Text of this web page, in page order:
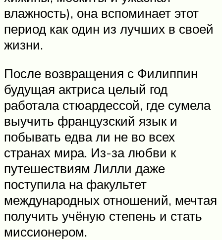
влажность), она вспоминает этот
период как один из лучших в своей
жизни.
После возвращения с Филиппин
будущая актриса целый год
работала стюардессой, где сумела
выучить французский язык и
побывать едва ли не во всех
странах мира. Из-за любви к
путешествиям Лилли даже
поступила на факультет
международных отношений, мечтая
получить учёную степень и стать
миссионером.